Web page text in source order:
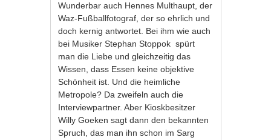
Wunderbar auch Hennes Multhaupt, der
Waz-Fußballfotograf, der so ehrlich und
doch kernig antwortet. Bei ihm wie auch
bei Musiker Stephan Stoppok spürt
man die Liebe und gleichzeitig das
Wissen, dass Essen keine objektive
Schönheit ist. Und die heimliche
Metropole? Da zweifeln auch die
Interviewpartner. Aber Kioskbesitzer
Willy Goeken sagt dann den bekannten
Spruch, das man ihn schon im Sarg